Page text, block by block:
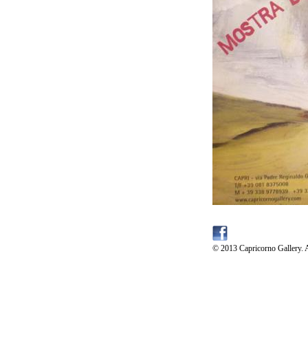
© 2013 Capricorno Gallery.